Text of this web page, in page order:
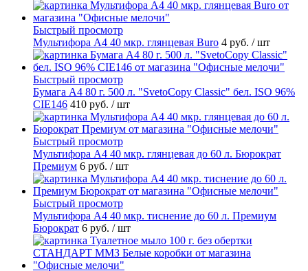
Быстрый просмотр
Мультифора А4 40 мкр. глянцевая Buro 4 руб. / шт
Быстрый просмотр
Бумага А4 80 г. 500 л. "SvetoCopy Classic" бел. ISO 96%
CIE146 410 руб. / шт
Быстрый просмотр
Мультифора А4 40 мкр. глянцевая до 60 л. Бюрократ
Премиум 6 руб. / шт
Быстрый просмотр
Мультифора А4 40 мкр. тиснение до 60 л. Премиум
Бюрократ 6 руб. / шт